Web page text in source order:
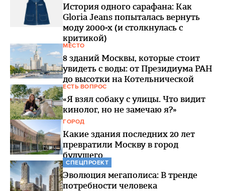
История одного сарафана: Как
Gloria Jeans попыталась вернуть
моду 2000-х (и столкнулась с
критикой)
МЕСТО
8 зданий Москвы, которые стоит
увидеть с воды: от Президиума РАН
до высотки на Котельнической
ЕСТЬ ВОПРОС
«Я взял собаку с улицы. Что видит
кинолог, но не замечаю я?»
ГОРОД
Какие здания последних 20 лет
превратили Москву в город
будущего
СПЕЦПРОЕКТ
Эволюция мегаполиса: В тренде
потребности человека